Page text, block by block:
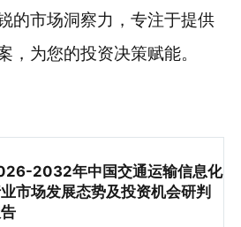
的市场洞察力，专注于提供
，为您的投资决策赋能。
2032年中国交通运输信息化
市场发展态势及投资机会研判